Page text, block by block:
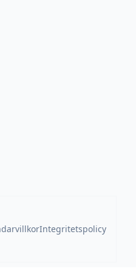
Integritetspolicy